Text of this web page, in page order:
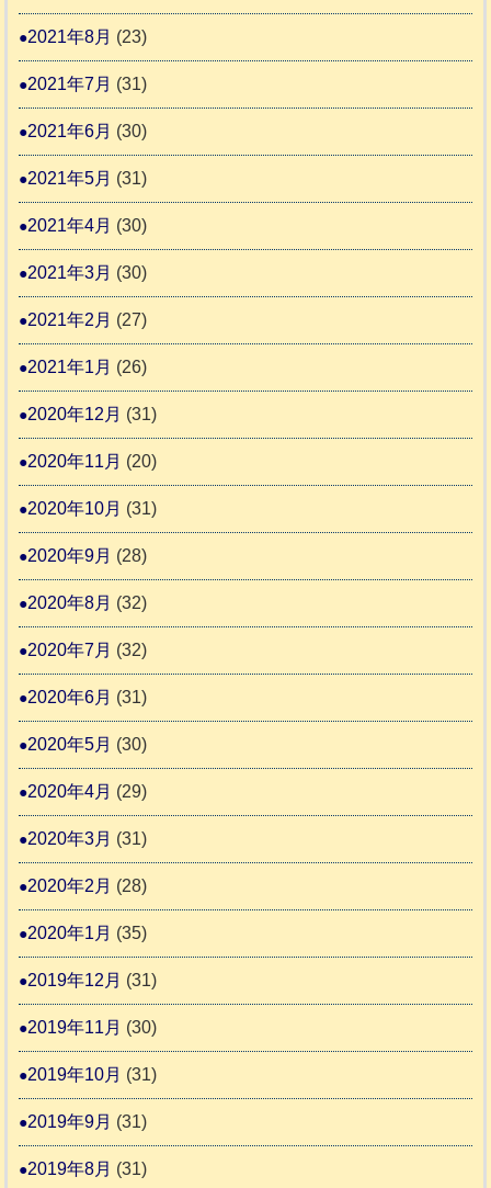
2021年8月 (23)
2021年7月 (31)
2021年6月 (30)
2021年5月 (31)
2021年4月 (30)
2021年3月 (30)
2021年2月 (27)
2021年1月 (26)
2020年12月 (31)
2020年11月 (20)
2020年10月 (31)
2020年9月 (28)
2020年8月 (32)
2020年7月 (32)
2020年6月 (31)
2020年5月 (30)
2020年4月 (29)
2020年3月 (31)
2020年2月 (28)
2020年1月 (35)
2019年12月 (31)
2019年11月 (30)
2019年10月 (31)
2019年9月 (31)
2019年8月 (31)